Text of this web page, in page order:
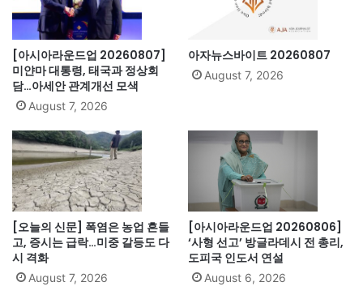
[아시아라운드업 20260807]
미얀마 대통령, 태국과 정상회
담…아세안 관계개선 모색
August 7, 2026
아자뉴스바이트 20260807
August 7, 2026
[오늘의 신문] 폭염은 농업 흔들
고, 증시는 급락…미중 갈등도 다
시 격화
August 7, 2026
[아시아라운드업 20260806]
‘사형 선고’ 방글라데시 전 총리,
도피국 인도서 연설
August 6, 2026